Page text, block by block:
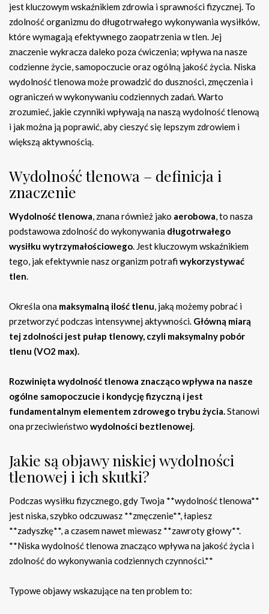
jest kluczowym wskaźnikiem zdrowia i sprawności fizycznej. To
zdolność organizmu do długotrwałego wykonywania wysiłków,
które wymagają efektywnego zaopatrzenia w tlen. Jej
znaczenie wykracza daleko poza ćwiczenia; wpływa na nasze
codzienne życie, samopoczucie oraz ogólną jakość życia. Niska
wydolność tlenowa może prowadzić do duszności, zmęczenia i
ograniczeń w wykonywaniu codziennych zadań. Warto
zrozumieć, jakie czynniki wpływają na naszą wydolność tlenową
i jak można ją poprawić, aby cieszyć się lepszym zdrowiem i
większą aktywnością.
Wydolność tlenowa – definicja i
znaczenie
Wydolność tlenowa, znana również jako aerobowa, to nasza
podstawowa zdolność do wykonywania długotrwałego
wysiłku wytrzymałościowego. Jest kluczowym wskaźnikiem
tego, jak efektywnie nasz organizm potrafiwykorzystywać
tlen.
Określa ona maksymalną ilość tlenu, jaką możemy pobrać i
przetworzyć podczas intensywnej aktywności. Główną miarą
tej zdolności jest pułap tlenowy, czyli maksymalny pobór
tlenu (VO2 max).
Rozwinięta wydolność tlenowa znacząco wpływa na nasze
ogólne samopoczucie i kondycję fizyczną i jest
fundamentalnym elementem zdrowego trybu życia.Stanowi
ona przeciwieństwo wydolności beztlenowej.
Jakie są objawy niskiej wydolności
tlenowej i ich skutki?
Podczas wysiłku fizycznego, gdy Twoja **wydolność tlenowa**
jest niska, szybko odczuwasz **zmęczenie**, łapiesz
**zadyszkę**, a czasem nawet miewasz **zawroty głowy**.
**Niska wydolność tlenowa znacząco wpływa na jakość życia i
zdolność do wykonywania codziennych czynności.**
Typowe objawy wskazujące na ten problem to: